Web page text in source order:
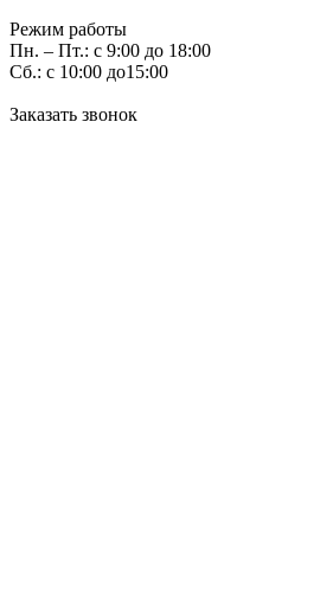
Режим работы
Пн. – Пт.: с 9:00 до 18:00
Сб.: с 10:00 до15:00
Заказать звонок